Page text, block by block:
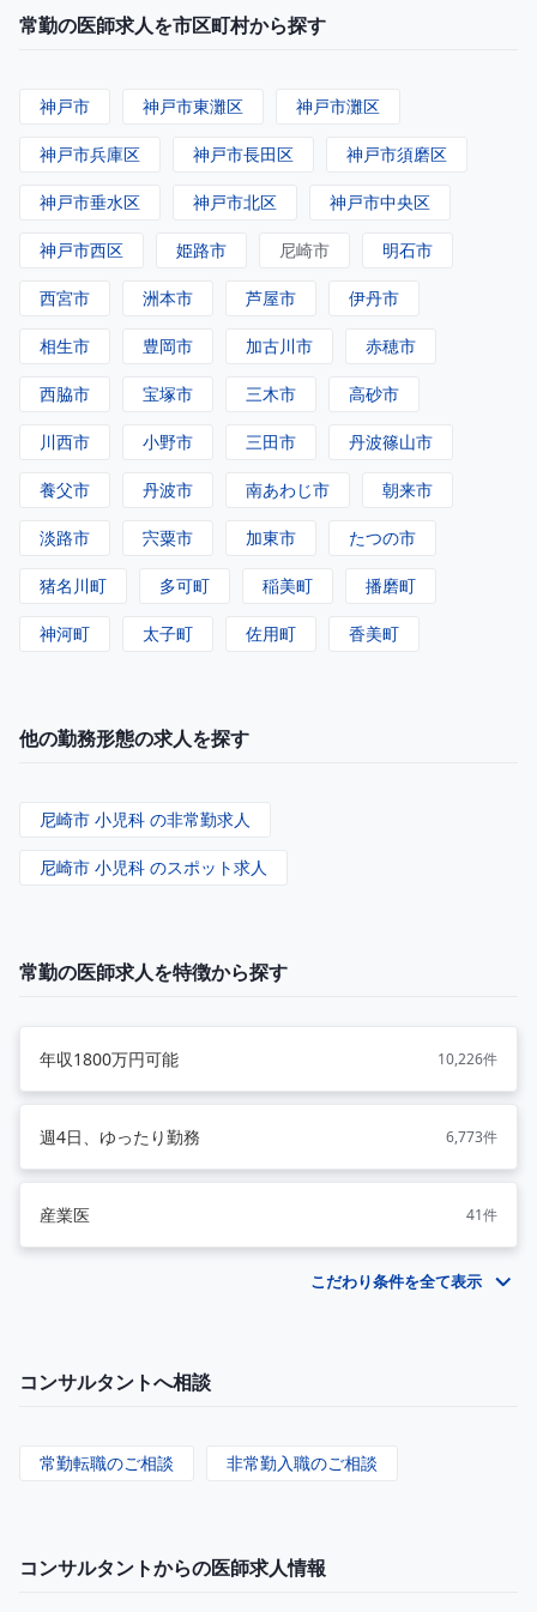
常勤の医師求人を市区町村から探す
神戸市 神戸市東灘区 神戸市灘区
神戸市兵庫区 神戸市長田区 神戸市須磨区
神戸市垂水区 神戸市北区 神戸市中央区
神戸市西区 姫路市 尼崎市 明石市
西宮市 洲本市 芦屋市 伊丹市
相生市 豊岡市 加古川市 赤穂市
西脇市 宝塚市 三木市 高砂市
川西市 小野市 三田市 丹波篠山市
養父市 丹波市 南あわじ市 朝来市
淡路市 宍粟市 加東市 たつの市
猪名川町 多可町 稲美町 播磨町
神河町 太子町 佐用町 香美町
他の勤務形態の求人を探す
尼崎市 小児科 の非常勤求人
尼崎市 小児科 のスポット求人
常勤の医師求人を特徴から探す
年収1800万円可能 10,226件
週4日、ゆったり勤務 6,773件
産業医 41件
こだわり条件を全て表示
コンサルタントへ相談
常勤転職のご相談 非常勤入職のご相談
コンサルタントからの医師求人情報